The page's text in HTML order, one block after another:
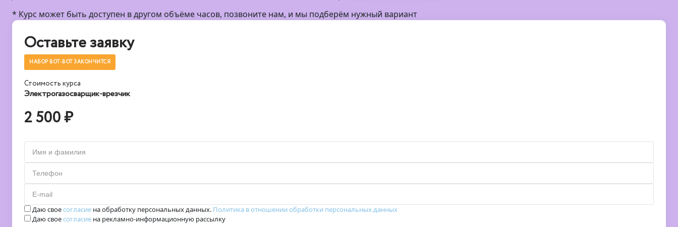
* Курс может быть доступен в другом объёме часов, позвоните нам, и мы подберём нужный вариант
Оставьте заявку
НАБОР ВОТ-ВОТ ЗАКОНЧИТСЯ
Стоимость курса
Электрогазосварщик-врезчик
2 500 ₽
Имя и фамилия
Телефон
E-mail
Даю своесогласие на обработку персональных данных. Политика в отношении обработки персональных данных
Даю своесогласие на рекламно-информационную рассылку